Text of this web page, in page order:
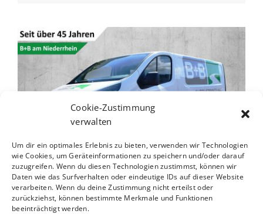
Cookie-Zustimmung
verwalten
Um dir ein optimales Erlebnis zu bieten, verwenden wir Technologien
wie Cookies, um Geräteinformationen zu speichern und/oder darauf
zuzugreifen. Wenn du diesen Technologien zustimmst, können wir
Daten wie das Surfverhalten oder eindeutige IDs auf dieser Website
verarbeiten. Wenn du deine Zustimmung nicht erteilst oder
zurückziehst, können bestimmte Merkmale und Funktionen
beeinträchtigt werden.
Transporter klein